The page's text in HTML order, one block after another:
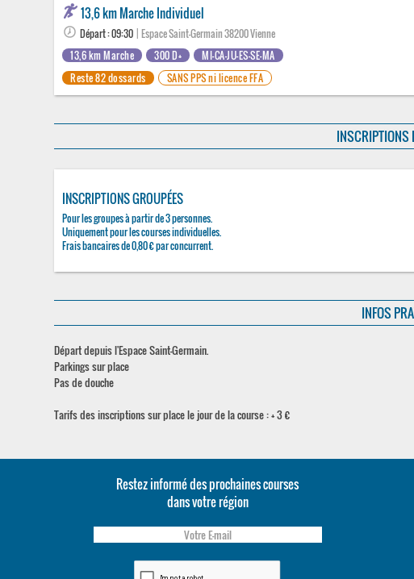
13,6 km Marche Individuel
Départ : 09:30 | Espace Saint-Germain 38200 Vienne
13,6 km Marche
300 D+
MI-CA-JU-ES-SE-MA
Reste 82 dossards
SANS PPS ni licence FFA
INSCRIPTIONS
INSCRIPTIONS GROUPÉES
Pour les groupes à partir de 3 personnes.
Uniquement pour les courses individuelles.
Frais bancaires de 0,80 € par concurrent.
INFOS
Départ depuis l'Espace Saint-Germain.
Parkings sur place
Pas de douche
Tarifs des inscriptions sur place le jour de la course : + 3 €
Restez informé des prochaines courses
dans votre région